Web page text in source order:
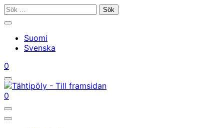
Gå
Sök
Stäng
sökfältetSuomi
Svenska
Mitt
konto
Din
vagn
0
Öppna/stäng
sökfältet
Mitt
konto
Din
vagn
0
Öppna/stäng
sökfältet
Huvudmeny